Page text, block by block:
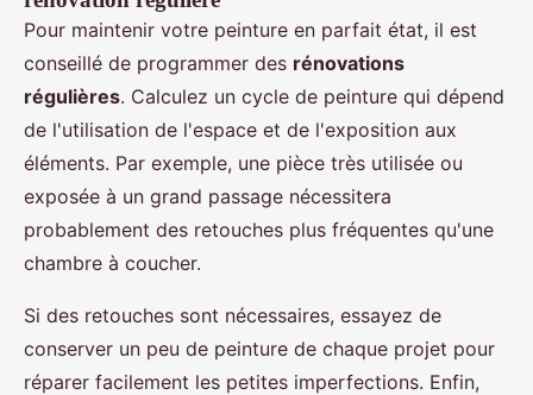
Pour maintenir votre peinture en parfait état, il est
conseillé de programmer des rénovations
régulières. Calculez un cycle de peinture qui dépend
de l'utilisation de l'espace et de l'exposition aux
éléments. Par exemple, une pièce très utilisée ou
exposée à un grand passage nécessitera
probablement des retouches plus fréquentes qu'une
chambre à coucher.
Si des retouches sont nécessaires, essayez de
conserver un peu de peinture de chaque projet pour
réparer facilement les petites imperfections. Enfin,